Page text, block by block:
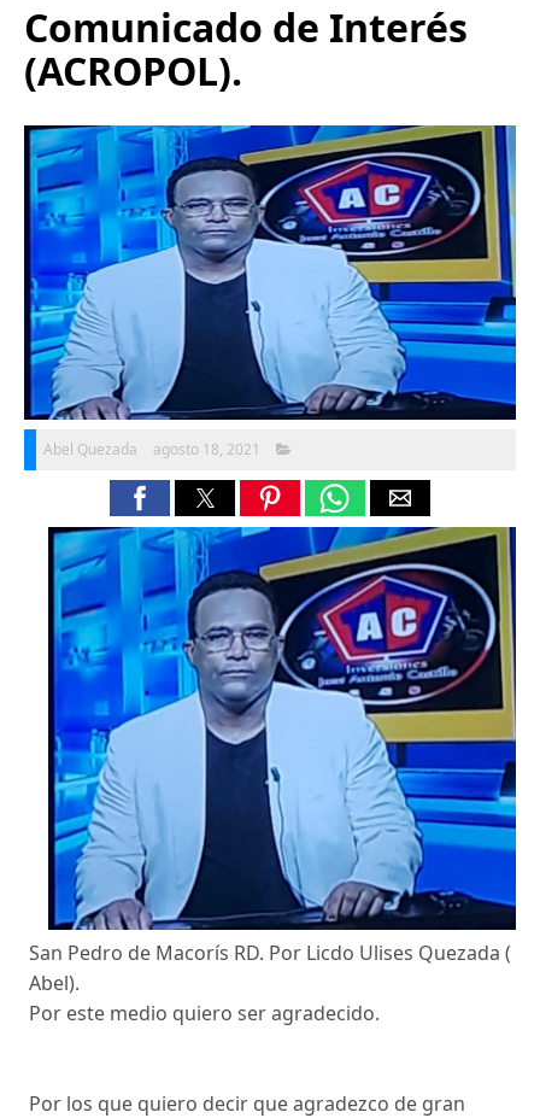
Comunicado de Interés
(ACROPOL).
Abel Quezada agosto 18, 2021
San Pedro de Macorís RD. Por Licdo Ulises Quezada (
Abel).
Por este medio quiero ser agradecido.
Por los que quiero decir que agradezco de gran